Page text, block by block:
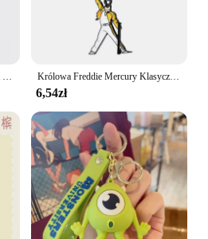
Królowa Freddie Mercury Klasyczna gwiazda rocka Metalowy wisiorek Naszyjnik Brelok Biżuteria modowa
6,54zł